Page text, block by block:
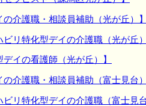
介護職・相談員補助（光が丘）】
リ特化型デイの介護職（光が丘）
イの看護師（光が丘）】
介護職・相談員補助（富士見台）
リ特化型デイの介護職（富士見台